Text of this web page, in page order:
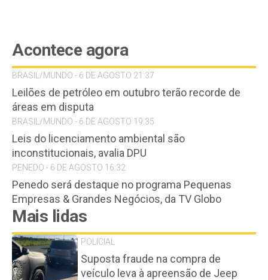
Acontece agora
BRASIL/MUNDO - 6 DE AGOSTO 21:37
Leilões de petróleo em outubro terão recorde de
áreas em disputa
BRASIL/MUNDO - 6 DE AGOSTO 19:35
Leis do licenciamento ambiental são
inconstitucionais, avalia DPU
PENEDO - 6 DE AGOSTO 16:32
Penedo será destaque no programa Pequenas
Empresas & Grandes Negócios, da TV Globo
Mais lidas
POLICIAL
Suposta fraude na compra de
veículo leva à apreensão de Jeep